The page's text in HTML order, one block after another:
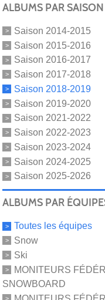
ALBUMS PAR SAISON
Saison 2014-2015
Saison 2015-2016
Saison 2016-2017
Saison 2017-2018
Saison 2018-2019
Saison 2019-2020
Saison 2021-2022
Saison 2022-2023
Saison 2023-2024
Saison 2024-2025
Saison 2025-2026
ALBUMS PAR
Toutes les équipes
Snow
Ski
MONITEURS
SNOWBOARD